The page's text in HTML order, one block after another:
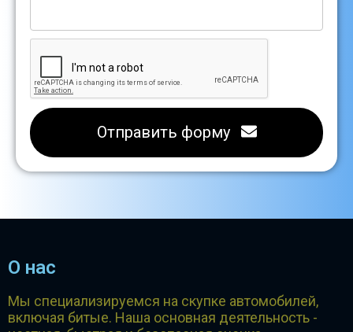
Отправить форму
О нас
Мы специализируемся на скупке автомобилей,
включая битые. Наша основная деятельность -